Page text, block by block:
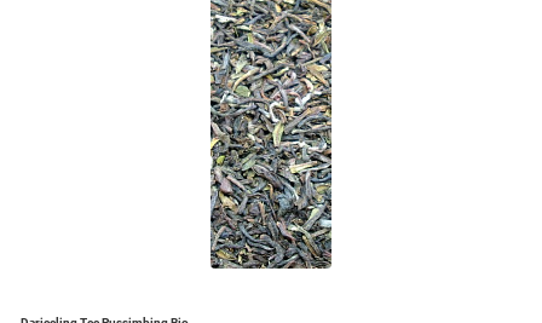
Grüner Tee aus Japan